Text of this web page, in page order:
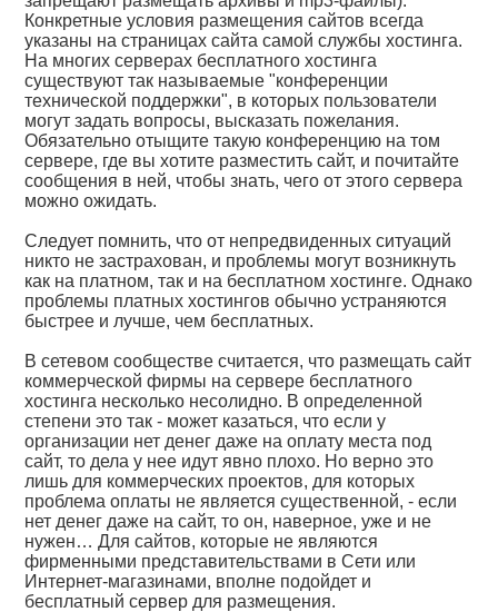
Конкретные условия размещения сайтов всегда
указаны на страницах сайта самой службы хостинга.
На многих серверах бесплатного хостинга
существуют так называемые "конференции
технической поддержки", в которых пользователи
могут задать вопросы, высказать пожелания.
Обязательно отыщите такую конференцию на том
сервере, где вы хотите разместить сайт, и почитайте
сообщения в ней, чтобы знать, чего от этого сервера
можно ожидать.
Следует помнить, что от непредвиденных ситуаций
никто не застрахован, и проблемы могут возникнуть
как на платном, так и на бесплатном хостинге. Однако
проблемы платных хостингов обычно устраняются
быстрее и лучше, чем бесплатных.
В сетевом сообществе считается, что размещать сайт
коммерческой фирмы на сервере бесплатного
хостинга несколько несолидно. В определенной
степени это так - может казаться, что если у
организации нет денег даже на оплату места под
сайт, то дела у нее идут явно плохо. Но верно это
лишь для коммерческих проектов, для которых
проблема оплаты не является существенной, - если
нет денег даже на сайт, то он, наверное, уже и не
нужен… Для сайтов, которые не являются
фирменными представительствами в Сети или
Интернет-магазинами, вполне подойдет и
бесплатный сервер для размещения.